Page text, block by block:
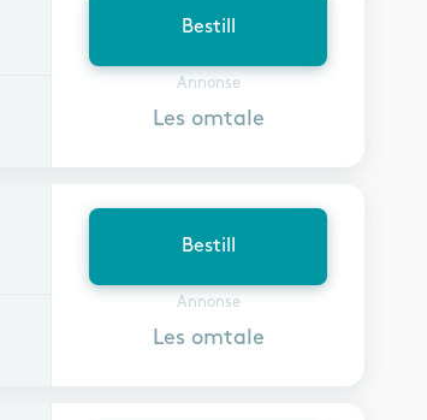
Bestill
Annonse
Les omtale
Bestill
Annonse
Les omtale